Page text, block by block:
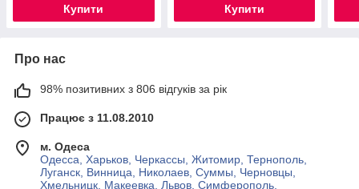
Купити Купити
Про нас
98% позитивних з 806 відгуків за рік
Працює з 11.08.2010
м. Одеса
Одесса, Харьков, Черкассы, Житомир, Тернополь,
Луганск, Винница, Николаев, Суммы, Черновцы,
Хмельницк, Макеевка, Львов, Симферополь,